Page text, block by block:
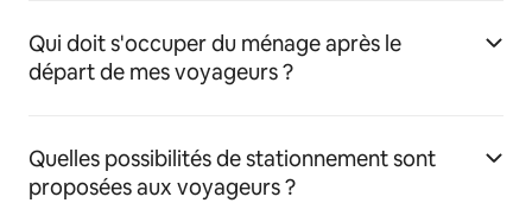
Qui doit s'occuper du ménage après le
départ de mes voyageurs ?
Quelles possibilités de stationnement sont
proposées aux voyageurs ?